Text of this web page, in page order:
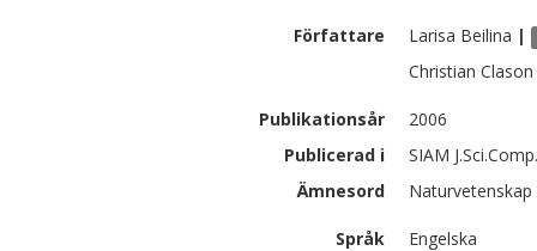
Författare Larisa Beilina |
Christian Clason
Publikationsår
2006
Publicerad i
SIAM
Ämnesord
Språk
Engelska